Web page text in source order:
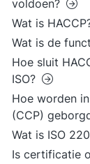
voldoen?
Wat is
Wat is de
Hoe sluit
ISO?
Hoe worden
(CCP)
Wat is ISO
Is certificatie